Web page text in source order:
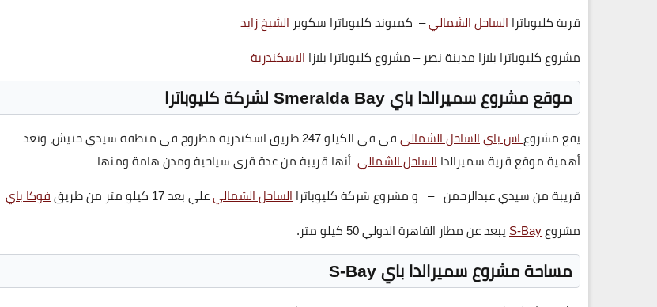
قرية كليوباتراالساحل الشمالي– كمبوند كليوباترا سكويرالشيخ زايد
مشروع كليوباترا بلازا مدينة نصر – مشروع كليوباترا بلازاالاسكندرية
موقع مشروع سميرالدا بايSmeralda Bayلشركة كليوباترا
يقع مشروعاس بايالساحل الشمالي
في في الكيلو 247 طريق اسكندرية مطروح في منطقة سيدي حنيش، وتعد
أهمية موقع قرية سميرالداالساحل الشمالي أنها قريبة من عدة قرى سياحية ومدن هامة ومنها
قريبة من سيدي عبدالرحمن – و مشروع شركة كليوباتراالساحل الشماليعلي بعد 17 كيلو متر من طريق
فوكا باي
مشروعS-Bayيبعد عن مطار القاهرة الدولي 50 كيلو متر.
مساحة مشروع سميرالدا باي S-Bay